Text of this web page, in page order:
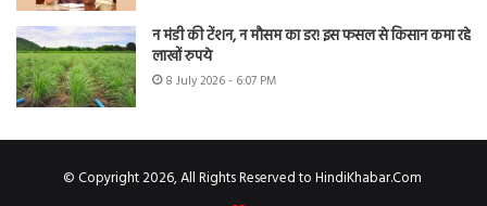
न मंडी की टेंशन, न मौसम का डर! इस फसल से किसान कमा रहे
लाखों रुपये
8 July 2026 - 6:07 PM
© Copyright 2026, All Rights Reserved to HindiKhabar.Com